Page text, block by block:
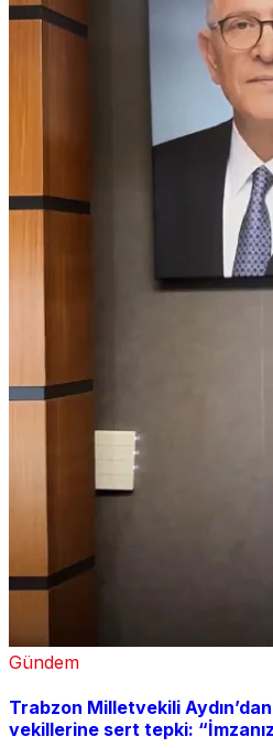
Gündem
Trabzon Milletvekili
vekillerine sert tepki: